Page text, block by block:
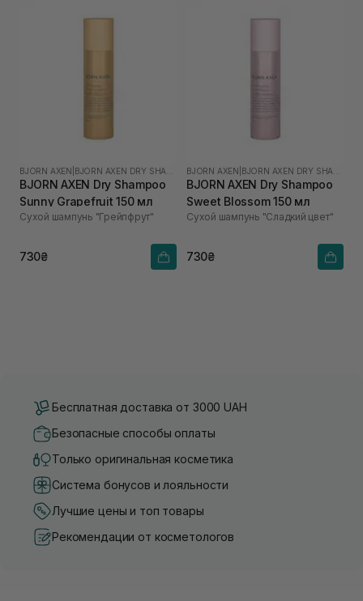
BJORN AXEN
BJORN AXEN Dry Shampoo
Sunny Grapefruit 150 мл
Сухой шампунь "Грейпфрут"
730₴
BJORN AXEN
BJORN AXEN Dry Shampoo
Sweet Blossom 150 мл
Сухой шампунь "Сладкий цвет"
730₴
Бесплатная доставка от 3000 UAH
Безопасные способы оплаты
Только оригинальная косметика
Система бонусов и лояльности
Лучшие цены и топ товары
Рекомендации от косметологов